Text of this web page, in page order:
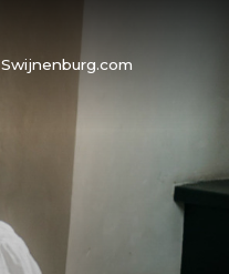
Swijnenburg.com